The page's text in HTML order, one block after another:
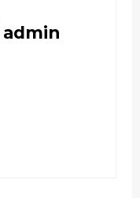
admin